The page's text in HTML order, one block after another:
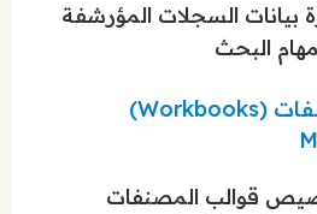
بيانات السجلات المؤرشفة
مهام البحث
إنشاء وتكوين مصنفات (Workbooks)
قوالب المصنفات